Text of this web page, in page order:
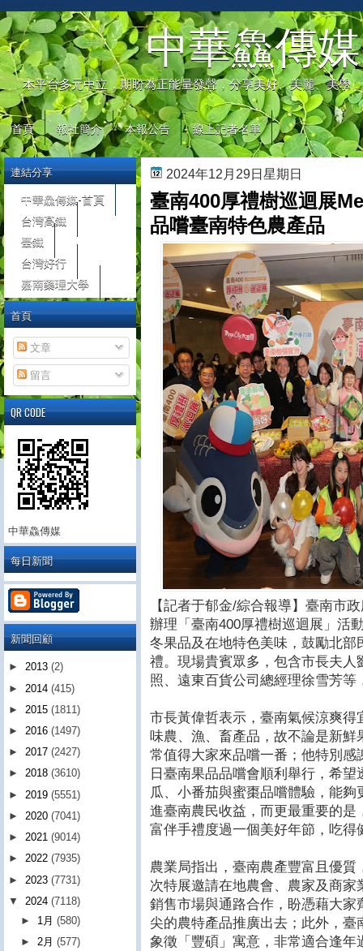
中華鱻傳媒
本平台多元中立，期盼為正能量發聲，分享美好、美麗、美學
首頁 報社簡介 本報公告 線上記者名單
2024年12月29日星期日
臺南400厚禮樹巡迴展
品嚐臺南特色農產品
【記者于郁金/綜合報導】臺南市
辦理「臺南400厚禮樹巡迴展」活
冬果品及在地特色美味，鼓勵北
禮。現場貴賓眾多，包含市長夫
照、遠東百貨公司總經理徐雪芳等
市長黃偉哲表示，臺南氣候涼爽
味農、漁、畜產品，故不論是新
常值得大家來品嚐一番；他特別
日臺南果品品嚐會順利舉行，希
瓜、小番茄與蜜棗品嚐體驗，能
進臺南農民收益，而更最重要的
富伴手禮度過一個美好年節，吃得
農業局指出，臺南農產豐富且優
次特展邀請在地農會、農家及商
銷售市場與通路合作，盼憑藉大
尖的農特產品推廣出去；此外，
象徵「豐碩」寓意，非常適合逢
連結分享
中華鱻傳媒-首頁
台灣高鐵
臺鐵
台灣好行
嘉南藥理大學
首頁
文章
留言
QR CODE
中華鱻傳媒
每日新聞
新聞回顧
► 2013 (2)
► 2014 (415)
► 2015 (1811)
► 2016 (1497)
► 2017 (2427)
► 2018 (3610)
► 2019 (5551)
► 2020 (7041)
► 2021 (9014)
► 2022 (7935)
► 2023 (7731)
▼ 2024 (7118)
► 1月(580)
►2月(577)